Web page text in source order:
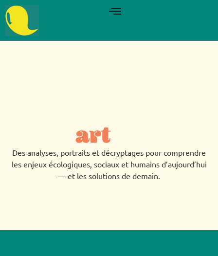
art
Des analyses, portraits et décryptages pour comprendre
les enjeux écologiques, sociaux et humains d’aujourd’hui
— et les solutions de demain.